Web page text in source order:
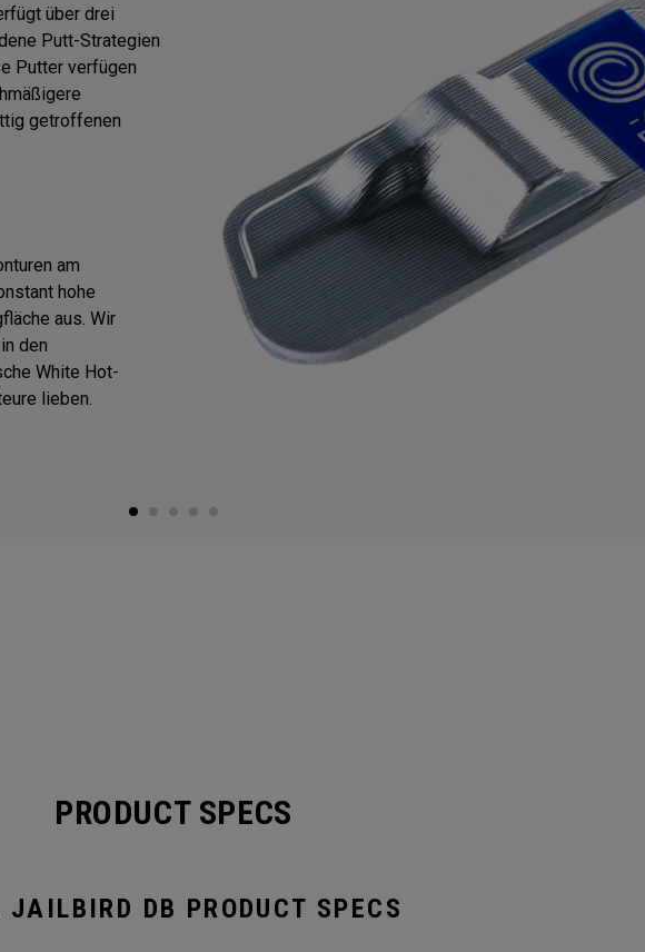
über drei
Putt-Strategien
Putter verfügen
getroffenen
am
hohe
aus. Wir
den
White Hot-
lieben.
PRODUCT SPECS
DB PRODUCT SPECS